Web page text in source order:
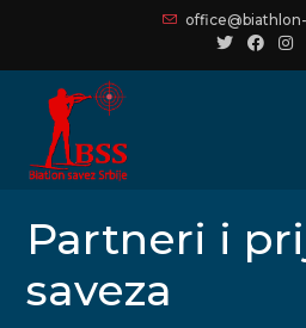
Partneri i
saveza